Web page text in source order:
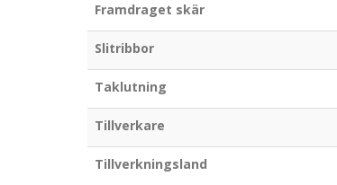
Framdraget skär
Slitribbor
Taklutning
Tillverkare
Tillverkningsland